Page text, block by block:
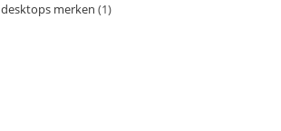
desktops merken 1